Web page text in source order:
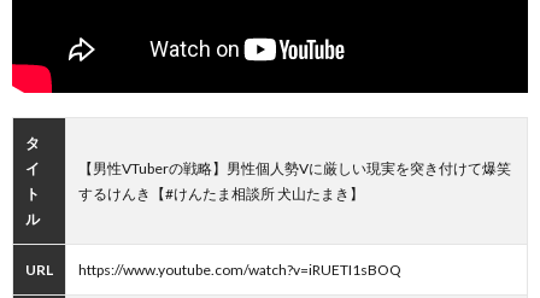
タ
イ
ト
ル
【男性VTuberの戦略】男性個人勢Vに厳しい現実を突き付けて爆笑
するけんき【#けんたま相談所 犬山たまき】
URL https://www.youtube.com/watch?v=iRUETI1sBOQ